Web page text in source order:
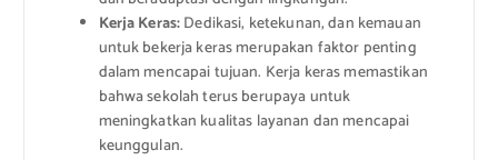
Kerja Keras:Dedikasi, ketekunan, dan kemauan
untuk bekerja keras merupakan faktor penting
dalam mencapai tujuan. Kerja keras memastikan
bahwa sekolah terus berupaya untuk
meningkatkan kualitas layanan dan mencapai
keunggulan.